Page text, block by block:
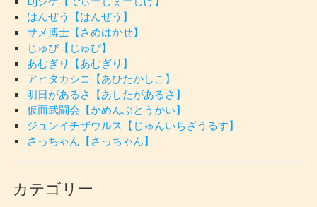
はんぜう【はんぜう】
サメ博士【さめはかせ】
じゅぴ【じゅぴ】
あむぎり【あむぎり】
アヒタカシコ【あひたかしこ】
明日があるさ【あしたがあるさ】
仮面武闘会【かめんぶとうかい】
ジュンイチザウルス【じゅんいちざうるす】
さっちゃん【さっちゃん】
カテゴリー